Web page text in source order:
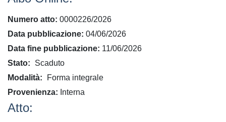
Numero atto 0000226/2026
Data pubblicazione 04/06/2026
Data fine pubblicazione 11/06/2026
Stato
Scaduto
Modalità
Forma integrale
Provenienza
Interna
Atto: